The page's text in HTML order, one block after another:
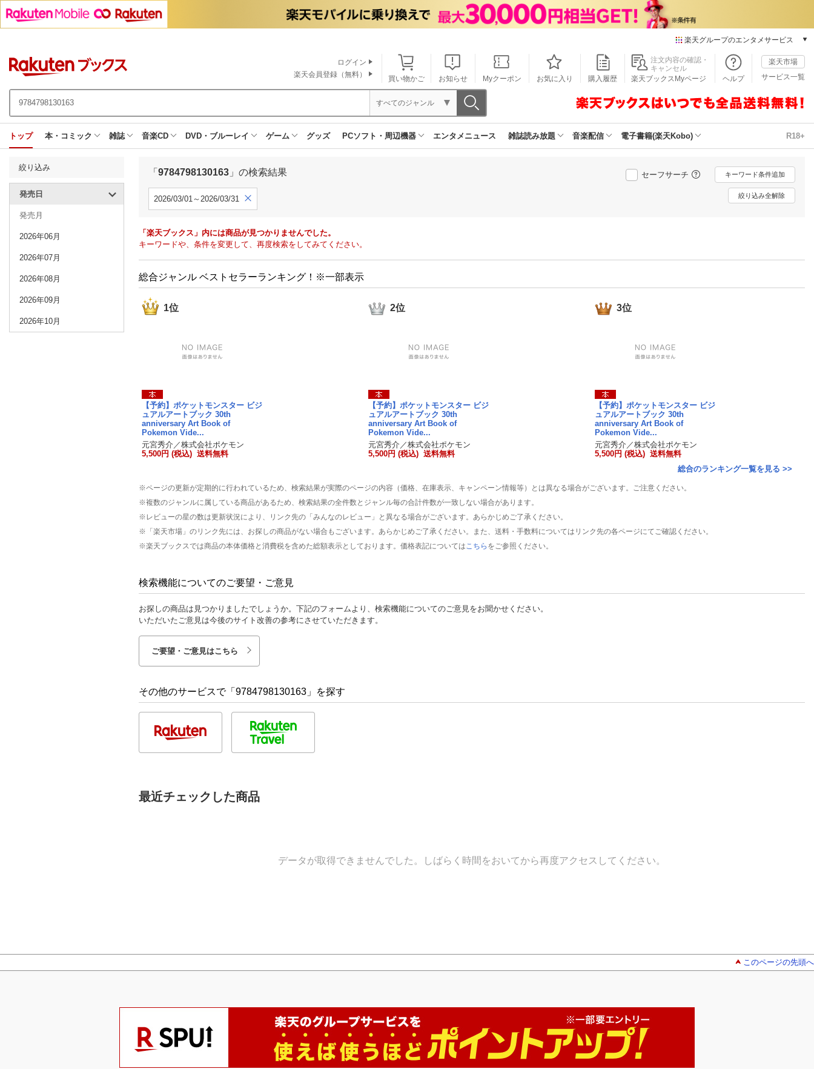
楽天グループのエンタメサービス
本/ゲーム/CD/DVD
楽天ブックス
楽天Kobo
動画配信
楽天TV
動画配信ガイド
チケット
エンタメニュース
買い物かご お知らせ Myクーポン お気に入り 購入履歴
注文内容の確認・
キャンセル
楽天ブックスMyページ
ヘルプ
楽天市場
サービス一覧
ログイン
楽天会員登録（無料）
すべてのジャンル
トップ 本・コミック 雑誌 音楽CD DVD・ブルーレイ ゲーム グッズ PCソフト・周辺機器 エンタメニュース 雑誌読み放題 音楽配信 電子書籍(楽天Kobo) R18+
絞り込み
発売日
発売月
2026年06月
2026年07月
2026年08月
2026年09月
2026年10月
「 9784798130163 」の検索結果 セーフサーチ キーワード条件追加
2026/03/01～2026/03/31 絞り込み全解除
「楽天ブックス」内には商品が見つかりませんでした。
キーワードや、条件を変更して、再度検索をしてみてください。
総合ジャンル ベストセラーランキング！※一部表示
1位
【予約】ポケットモンスター ビジ
ュアルアートブック 30th
anniversary Art Book of
Pokemon Vide...
元宮秀介／株式会社ポケモン
5,500円 (税込) 送料無料
2位
【予約】ポケットモンスター ビジ
ュアルアートブック 30th
anniversary Art Book of
Pokemon Vide...
元宮秀介／株式会社ポケモン
5,500円 (税込) 送料無料
3位
【予約】ポケットモンスター ビジ
ュアルアートブック 30th
anniversary Art Book of
Pokemon Vide...
元宮秀介／株式会社ポケモン
5,500円 (税込) 送料無料
総合のランキング一覧を見る >>
※ページの更新が定期的に行われているため、検索結果が実際のページの内容（価格、在庫表示、キャンペーン情報等）とは異なる場合がございます。ご注意ください。
※複数のジャンルに属している商品があるため、検索結果の全件数とジャンル毎の合計件数が一致しない場合があります。
※レビューの星の数は更新状況により、リンク先の「みんなのレビュー」と異なる場合がございます。あらかじめご了承ください。
※「楽天市場」のリンク先には、お探しの商品がない場合もございます。あらかじめご了承ください。また、送料・手数料についてはリンク先の各ページにてご確認ください。
※楽天ブックスでは商品の本体価格と消費税を含めた総額表示としております。価格表記については こちら をご参照ください。
検索機能についてのご要望・ご意見
お探しの商品は見つかりましたでしょうか。下記のフォームより、検索機能についてのご意見をお聞かせください。
いただいたご意見は今後のサイト改善の参考にさせていただきます。
ご要望・ご意見はこちら
その他のサービスで「9784798130163」を探す
最近チェックした商品
データが取得できませんでした。しばらく時間をおいてから再度アクセスしてください。
このページの先頭へ